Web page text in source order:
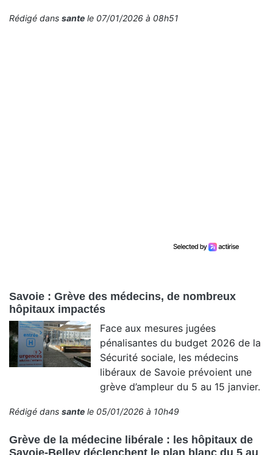
Rédigé dans sante le 07/01/2026 à 08h51
Savoie : Grève des médecins, de nombreux
hôpitaux impactés
Face aux mesures jugées
pénalisantes du budget 2026 de la
Sécurité sociale, les médecins
libéraux de Savoie prévoient une
grève d’ampleur du 5 au 15 janvier.
Rédigé dans sante le 05/01/2026 à 10h49
Grève de la médecine libérale : les hôpitaux de
Savoie-Belley déclenchent le plan blanc du 5 au